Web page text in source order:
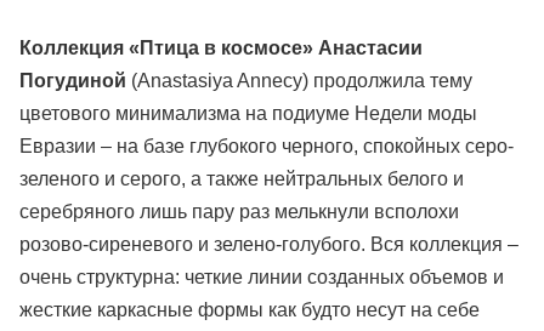
Коллекция «Птица в космосе» Анастасии
Погудиной (Anastasiya Annecy) продолжила тему
цветового минимализма на подиуме Недели моды
Евразии – на базе глубокого черного, спокойных серо-
зеленого и серого, а также нейтральных белого и
серебряного лишь пару раз мелькнули всполохи
розово-сиреневого и зелено-голубого. Вся коллекция –
очень структурна: четкие линии созданных объемов и
жесткие каркасные формы как будто несут на себе